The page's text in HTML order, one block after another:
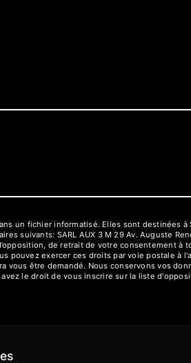
un fichier informatisé. Elles sont destinées à
suivants: SARL AUX 3 M 29 Av. Auguste
de retrait de votre consentement à
pouvez exercer ces droits par voie postale à
être demandé. Nous conservons vos
le droit de vous inscrire sur la liste